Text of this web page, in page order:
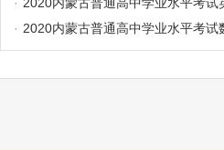
· 2020内蒙古普通高中学业水平考试